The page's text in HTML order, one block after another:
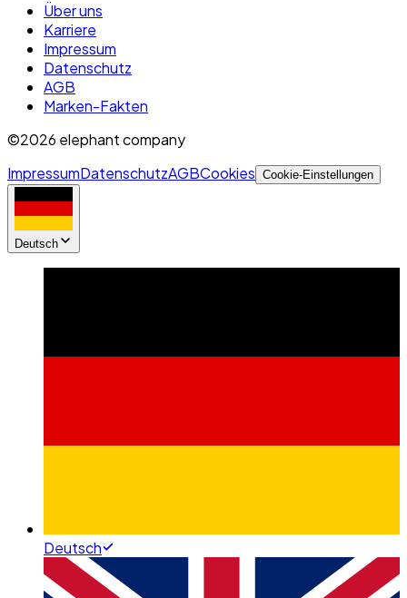
Über uns
Karriere
Impressum
Datenschutz
AGB
Marken-Fakten
©2026 elephant company
ImpressumDatenschutzAGBCookies Cookie-Einstellungen
Deutsch
Deutsch